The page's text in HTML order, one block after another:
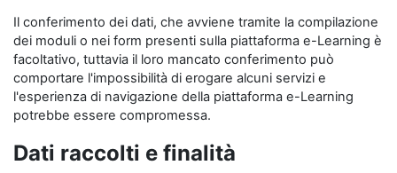
Il conferimento dei dati, che avviene tramite la compilazione
dei moduli o nei form presenti sulla piattaforma e-Learning è
facoltativo, tuttavia il loro mancato conferimento può
comportare l'impossibilità di erogare alcuni servizi e
l'esperienza di navigazione della piattaforma e-Learning
potrebbe essere compromessa.
Dati raccolti e finalità